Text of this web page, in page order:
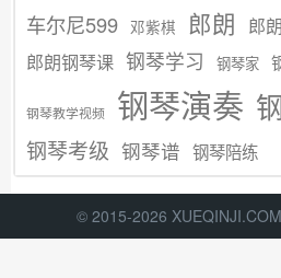
车尔尼599 邓紫棋 郎朗 郎
郎朗钢琴课 钢琴学习 钢琴家
钢琴教学视频 钢琴演奏
钢琴考级 钢琴谱 钢琴陪练
© 2015-2026 XUEQINJI.COM